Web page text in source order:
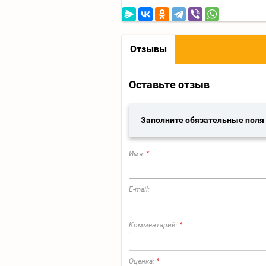
Отзывы
Оставьте отзыв
Заполните обязательные поля
Имя: *
E-mail:
Комментарий: *
Оценка: *